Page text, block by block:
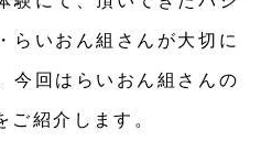
らいおん組さんが大切に
今回はらいおん組さんの
ご紹介します。